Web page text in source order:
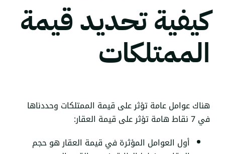
كيفية تحديد قيمة
الممتلكات
هناك عوامل عامة تؤثر على قيمة الممتلكات وحددناها
في 7 نقاط هامة تؤثر على قيمة العقار:
أول العوامل المؤثرة في قيمة العقار هو حجم